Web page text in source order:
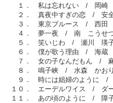
１． 私は忘れない / 岡崎
２． 真夜中すぎの恋 / 安
３． 東京ブルース / 西田
４． 夢一夜 / 南 こうせ
５． 笑いじわ / 瀬川 瑛
６． 僕が歌う理由 / 海蔵
７． 女の子なんだもん /
８． 鳴子峡 / 水森 かおり
９． 時には娼婦のように
１０． エーデルワイス / ダー
１１． あの頃のように / 障